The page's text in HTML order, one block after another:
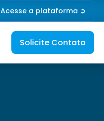
Acesse a plataforma ➲
Solicite Contato